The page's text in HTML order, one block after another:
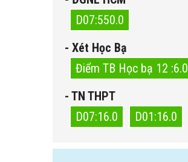
D07:550.0
- Xét Học Bạ
Điểm TB Học bạ 12 :6.0
- TN THPT
D07:16.0
D01:16.0